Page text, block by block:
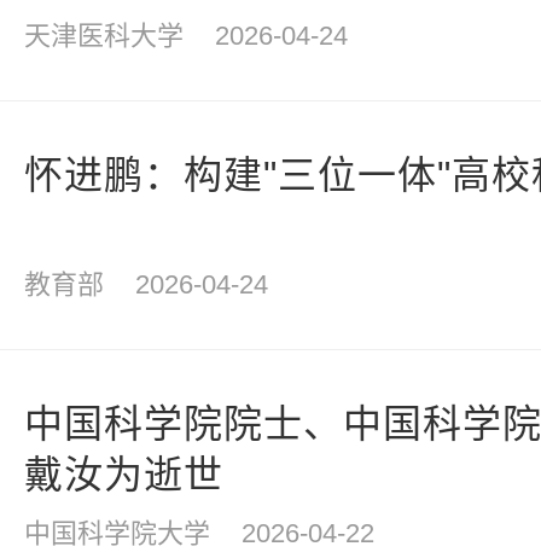
天津医科大学 2026-04-24
怀进鹏：构建"三位一体"高
教育部 2026-04-24
中国科学院院士、中国科学
戴汝为逝世
中国科学院大学 2026-04-22